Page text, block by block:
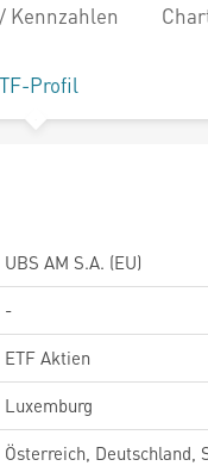
Kennzahlen
Profil
UBS AM S.A. (EU)
-
ETF Aktien
Luxemburg
Österreich, Deutschland,